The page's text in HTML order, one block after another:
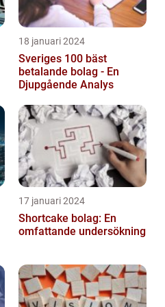
18 januari 2024
Sveriges 100 bäst
betalande bolag - En
Djupgående Analys
17 januari 2024
Shortcake bolag: En
omfattande undersökning